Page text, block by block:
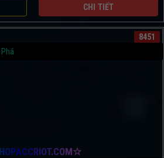
CHI TIẾT
8451